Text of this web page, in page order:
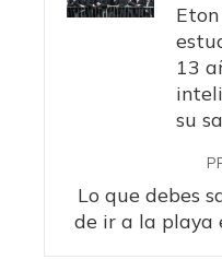
13
su
Lo que debes
de ir a la playa